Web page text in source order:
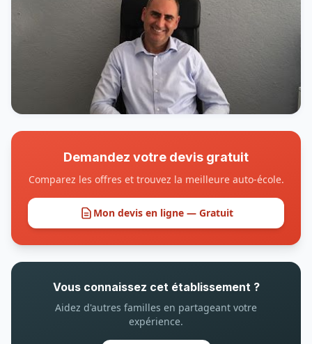
Demandez votre devis gratuit
Comparez les offres et trouvez la meilleure auto-école.
Mon devis en ligne — Gratuit
Vous connaissez cet établissement ?
Aidez d'autres familles en partageant votre
expérience.